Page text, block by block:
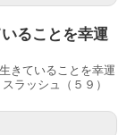
ることを幸運
きていることを幸運
ラッシュ（５９）